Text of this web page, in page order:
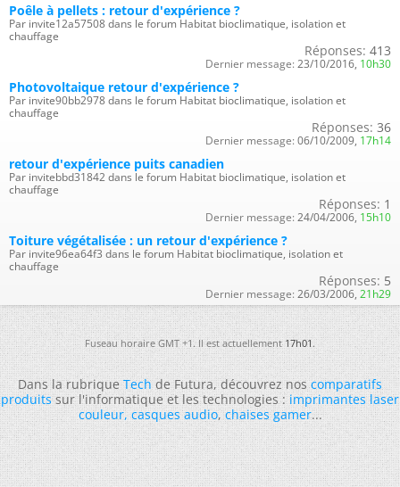
Poêle à pellets : retour d'expérience ?
Par invite12a57508 dans le forum Habitat bioclimatique, isolation et
chauffage
Réponses: 413
Dernier message: 23/10/2016, 10h30
Photovoltaique retour d'expérience ?
Par invite90bb2978 dans le forum Habitat bioclimatique, isolation et
chauffage
Réponses: 36
Dernier message: 06/10/2009, 17h14
retour d'expérience puits canadien
Par invitebbd31842 dans le forum Habitat bioclimatique, isolation et
chauffage
Réponses: 1
Dernier message: 24/04/2006, 15h10
Toiture végétalisée : un retour d'expérience ?
Par invite96ea64f3 dans le forum Habitat bioclimatique, isolation et
chauffage
Réponses: 5
Dernier message: 26/03/2006, 21h29
Fuseau horaire GMT +1. Il est actuellement17h01.
Dans la rubriqueTechde Futura, découvrez noscomparatifs
produitssur l'informatique et les technologies :imprimantes laser
couleur,casques audio,chaises gamer...